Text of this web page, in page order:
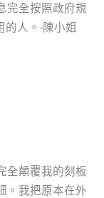
完全按照政府規
的人。-陳小姐
全顛覆我的刻板
。我把原本在外